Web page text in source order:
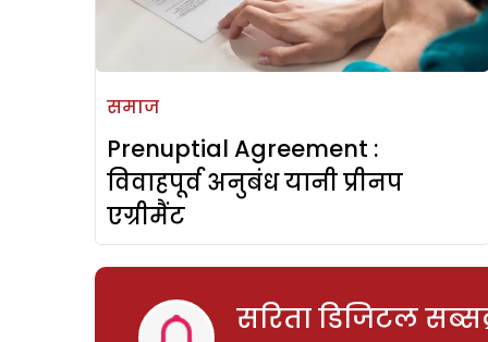
समाज
Prenuptial Agreement :
विवाहपूर्व अनुबंध यानी प्रीनप
एग्रीमैंट
सरिता डिजिटल